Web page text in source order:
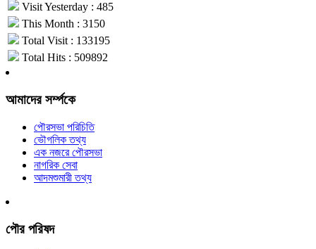
Visit Yesterday : 485
This Month : 3150
Total Visit : 133195
Total Hits : 509892
আমাদের সর্ম্পকে
পৌরসভা পরিচিতি
ভৌগলিক তথ্য
এক নজরে পৌরসভা
নাগরিক সেবা
আদমশুমারী তথ্য
পৌর পরিষদ